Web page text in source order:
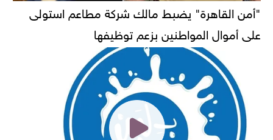
"أمن القاهرة" يضبط مالك شركة مطاعم استولى
على أموال المواطنين بزعم توظيفها